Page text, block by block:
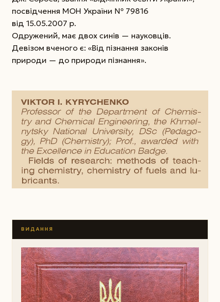
посвідчення МОН України № 79816
від 15.05.2007 р.
Одружений, має двох синів — науковців.
Девізом вченого є: «Від пізнання законів
природи — до природи пізнання».
ВИДАННЯ